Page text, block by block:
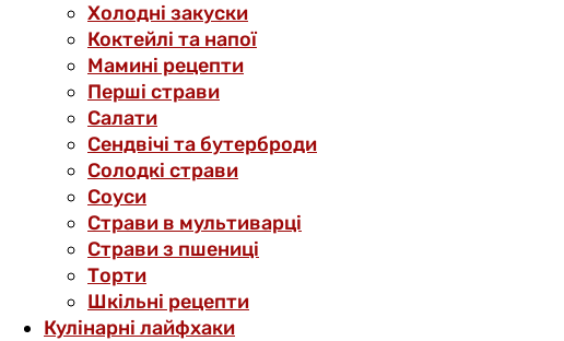
Холодні закуски
Коктейлі та напої
Мамині рецепти
Перші страви
Салати
Сендвічі та бутерброди
Солодкі страви
Соуси
Страви в мультиварці
Страви з пшениці
Торти
Шкільні рецепти
Кулінарні лайфхаки